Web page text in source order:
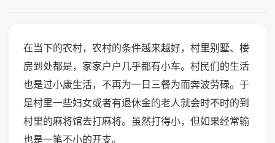
在当下的农村，农村的条件越来越好，村里别墅、楼
房到处都是，家家户户几乎都有小车。村民们的生活
也是过小康生活，不再为一日三餐为而奔波劳碌。于
是村里一些妇女或者有退休金的老人就会时不时的到
村里的麻将馆去打麻将。虽然打得小，但如果经常输
也是一笔不小的开支。